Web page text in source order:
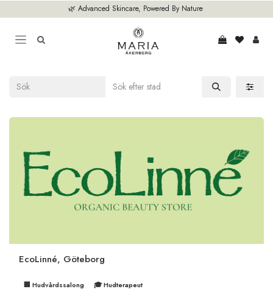
🌿 Advanced Skincare, Powered By Nature
EcoLinné, Göteborg
🏢 Hudvårdssalong 🎓 Hudterapeut